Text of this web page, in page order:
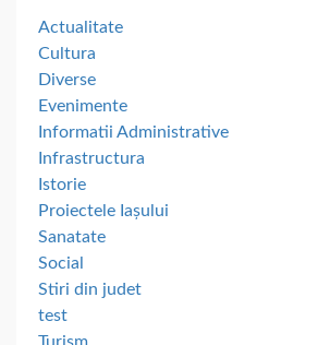
Actualitate
Cultura
Diverse
Evenimente
Informatii Administrative
Infrastructura
Istorie
Proiectele Iașului
Sanatate
Social
Stiri din judet
test